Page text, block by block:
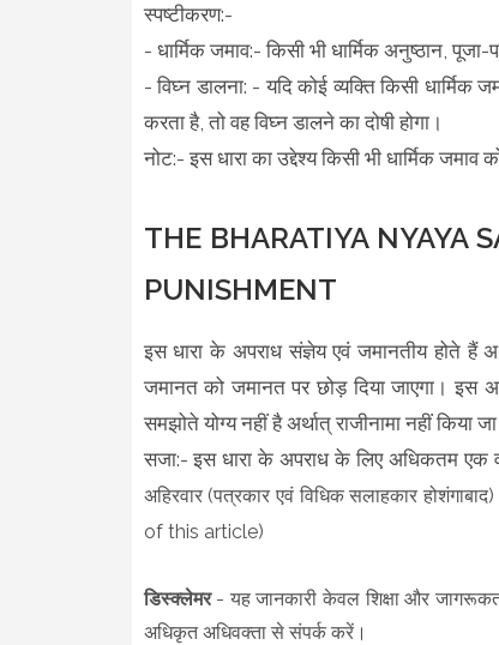
स्पष्टीकरण:-
- धार्मिक जमाव:- किसी भी धार्मिक अनुष्ठान, पूजा-
- विघ्न डालना: - यदि कोई व्यक्ति किसी
करता है, तो वह विघ्न डालने का दोषी होगा।
नोट:- इस धारा का उद्देश्य किसी भी धार्मिक
THE BHARATIYA NYAYA
PUNISHMENT
इस धारा के अपराध संज्ञेय एवं जमानतीय होते हैं
जमानत को जमानत पर छोड़ दिया जाएगा। इस
समझोते योग्य नहीं है अर्थात्‌ राजीनामा नहीं किया
सजा:- इस धारा के अपराध के लिए अधिकतम एक
अहिरवार (पत्रकार एवं विधिक सलाहकार
of this article)
डिस्क्लेमर - यह जानकारी केवल शिक्षा और
अधिकृत अधिवक्ता से संपर्क करें।